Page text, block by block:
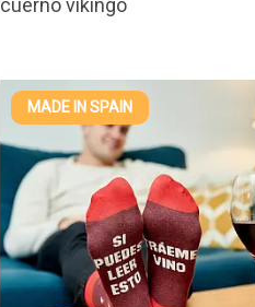
cuerno vikingo
MADE IN SPAIN